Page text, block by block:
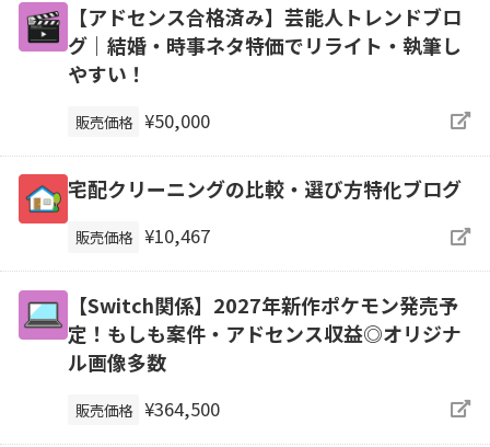
【アドセンス合格済み】芸能人トレンドブロ
グ｜結婚・時事ネタ特価でリライト・執筆し
やすい！
販売価格 ¥50,000
宅配クリーニングの比較・選び方特化ブログ
販売価格 ¥10,467
【Switch関係】2027年新作ポケモン発売予
定！もしも案件・アドセンス収益◎オリジナ
ル画像多数
販売価格 ¥364,500